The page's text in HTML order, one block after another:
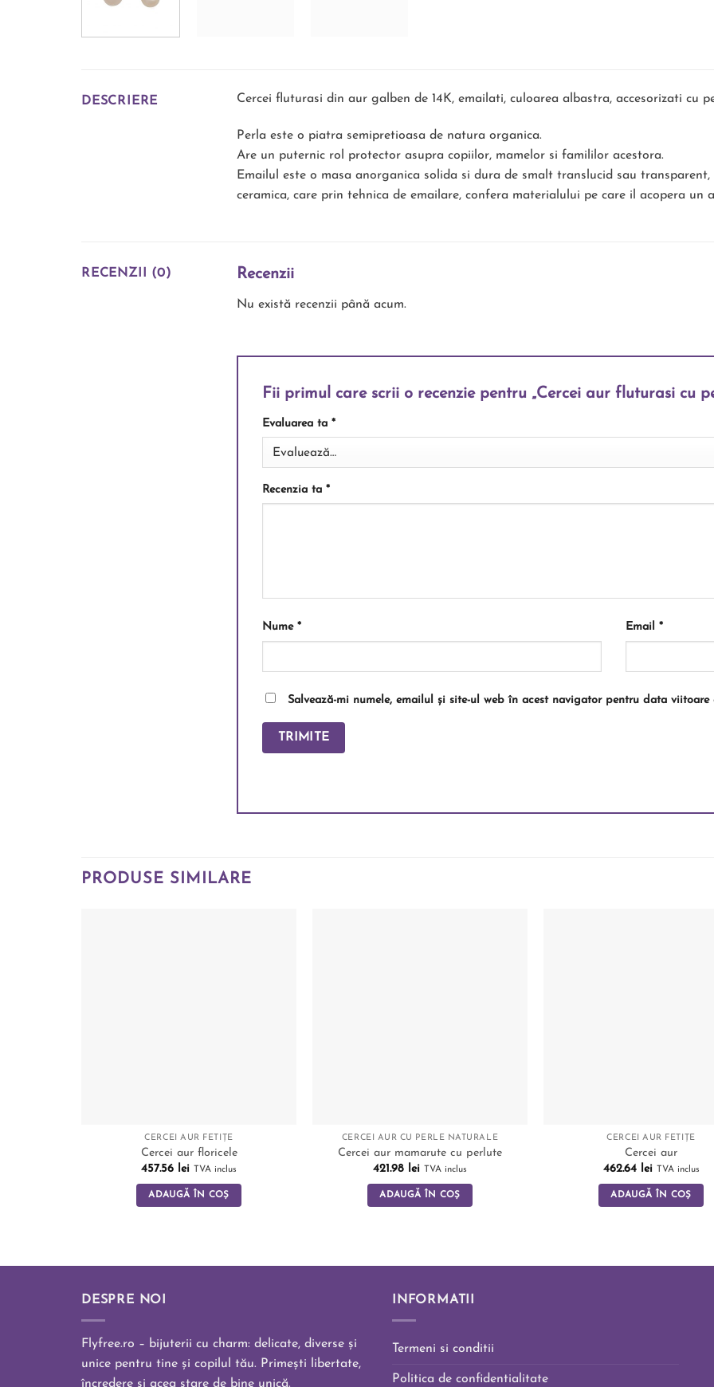
DESCRIERE Cercei fluturasi din aur galben de 14K, emailati, culoarea albastra, accesorizati cu
Perla este o piatra semipretioasa de natura organica.
Are un puternic rol protector asupra copiilor, mamelor si famililor acestora.
Emailul este o masa anorganica solida si dura de smalt translucid sau
ceramica, care prin tehnica de emailare, confera materialului pe care il acopera un
RECENZII (0) Recenzii
Nu există recenzii până acum.
Fii primul care scrii o recenzie pentru „Cercei aur fluturasi cu
Evaluarea ta *
Recenzia ta *
Nume * Email *
Salvează-mi numele, emailul și site-ul web în acest navigator pentru data viitoare
PRODUSE SIMILARE
CERCEI AUR FETIȚE
Cercei aur floricele
457.56 lei TVA inclus
ADAUGĂ ÎN COȘ
CERCEI AUR CU PERLE NATURALE
Cercei aur mamarute cu perlute
421.98 lei TVA inclus
ADAUGĂ ÎN COȘ
CERCEI AUR FETIȚE
Cercei aur
462.64 lei TVA inclus
ADAUGĂ ÎN COȘ
DESPRE NOI
Flyfree.ro – bijuterii cu charm: delicate, diverse și
unice pentru tine și copilul tău. Primești libertate,
încredere și acea stare de bine unică.
INFORMATII
Termeni si conditii
Politica de confidentialitate